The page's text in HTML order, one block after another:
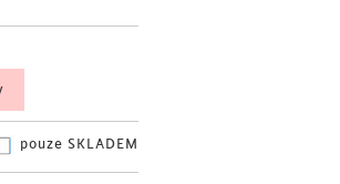
pouze SKLADEM